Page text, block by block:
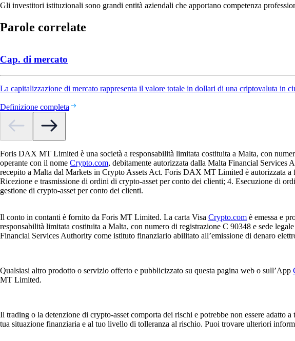
Gli investitori istituzionali sono grandi entità aziendali che apportano competenza
Parole correlate
Cap. di mercato
La capitalizzazione di mercato rappresenta il valore totale in dollari di una criptovaluta in
Definizione completa
Foris DAX MT Limited è una società a responsabilità limitata costituita a Malta, con
operante con il nome Crypto.com, debitamente autorizzata dalla Malta Financial
recepito a Malta dal Markets in Crypto Assets Act. Foris DAX MT Limited è autorizzata
Ricezione e trasmissione di ordini di crypto-asset per conto dei clienti; 4. Esecuzione di
gestione di crypto-asset per conto dei clienti.
Il conto in contanti è fornito da Foris MT Limited. La carta Visa Crypto.com è emessa e
responsabilità limitata costituita a Malta, con numero di registrazione C 90348 e sede
Financial Services Authority come istituto finanziario abilitato all’emissione di denaro
Qualsiasi altro prodotto o servizio offerto e pubblicizzato su questa pagina web o sull’App
MT Limited.
Il trading o la detenzione di crypto-asset comporta dei rischi e potrebbe non essere adatto
tua situazione finanziaria e al tuo livello di tolleranza al rischio. Puoi trovare ulteriori